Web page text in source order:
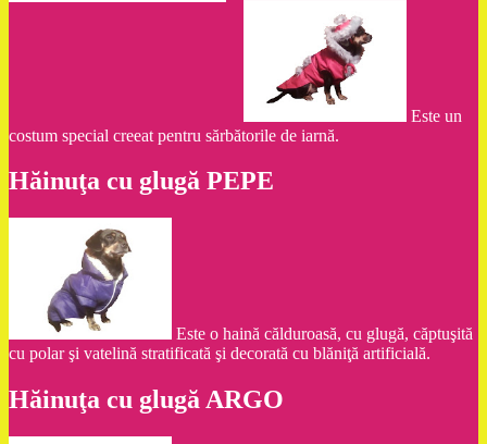
Este un
costum special creeat pentru sărbătorile de iarnă.
Hăinuţa cu glugă PEPE
Este o haină călduroasă, cu glugă, căptuşită
cu polar şi vatelină stratificată şi decorată cu blăniţă artificială.
Hăinuţa cu glugă ARGO